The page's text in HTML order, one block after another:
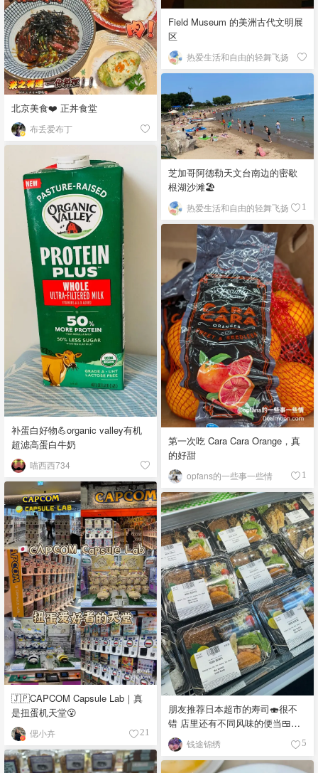
Field Museum 的美洲古代文明展
区
热爱生活和自由的轻舞飞扬
北京美食❤️ 正丼食堂
布丢爱布丁
芝加哥阿德勒天文台南边的密歇
根湖沙滩🏖️
热爱生活和自由的轻舞飞扬 1
补蛋白好物💪organic valley有机
超滤高蛋白牛奶
喵西西734
第一次吃 Cara Cara Orange，真
的好甜
opfans的一些事一些情 1
🇯🇵CAPCOM Capsule Lab｜真
是扭蛋机天堂😮
偲小卉 21
朋友推荐日本超市的寿司🍣很不
错 店里还有不同风味的便当🍱，
饭团🍙 品种真多，价格又实惠，
都看馋了
钱途锦绣 5